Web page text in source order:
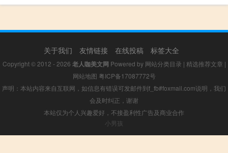
关于我们 友情链接 在线投稿 标签大全
Copyright © 2012 - 2026 老人咖美文网 Powered by 网站分类目录 | 精选推荐文章 |
网站地图 粤ICP备17087772号
声明：本站内容来自互联网，如信息有错误可发邮件到f_fb#foxmail.com说明，我们
会及时纠正，谢谢
本站仅为个人兴趣爱好，不接盈利性广告及商业合作
小男孩